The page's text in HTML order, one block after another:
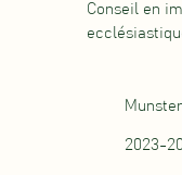
Conseil en
Munster
2023-